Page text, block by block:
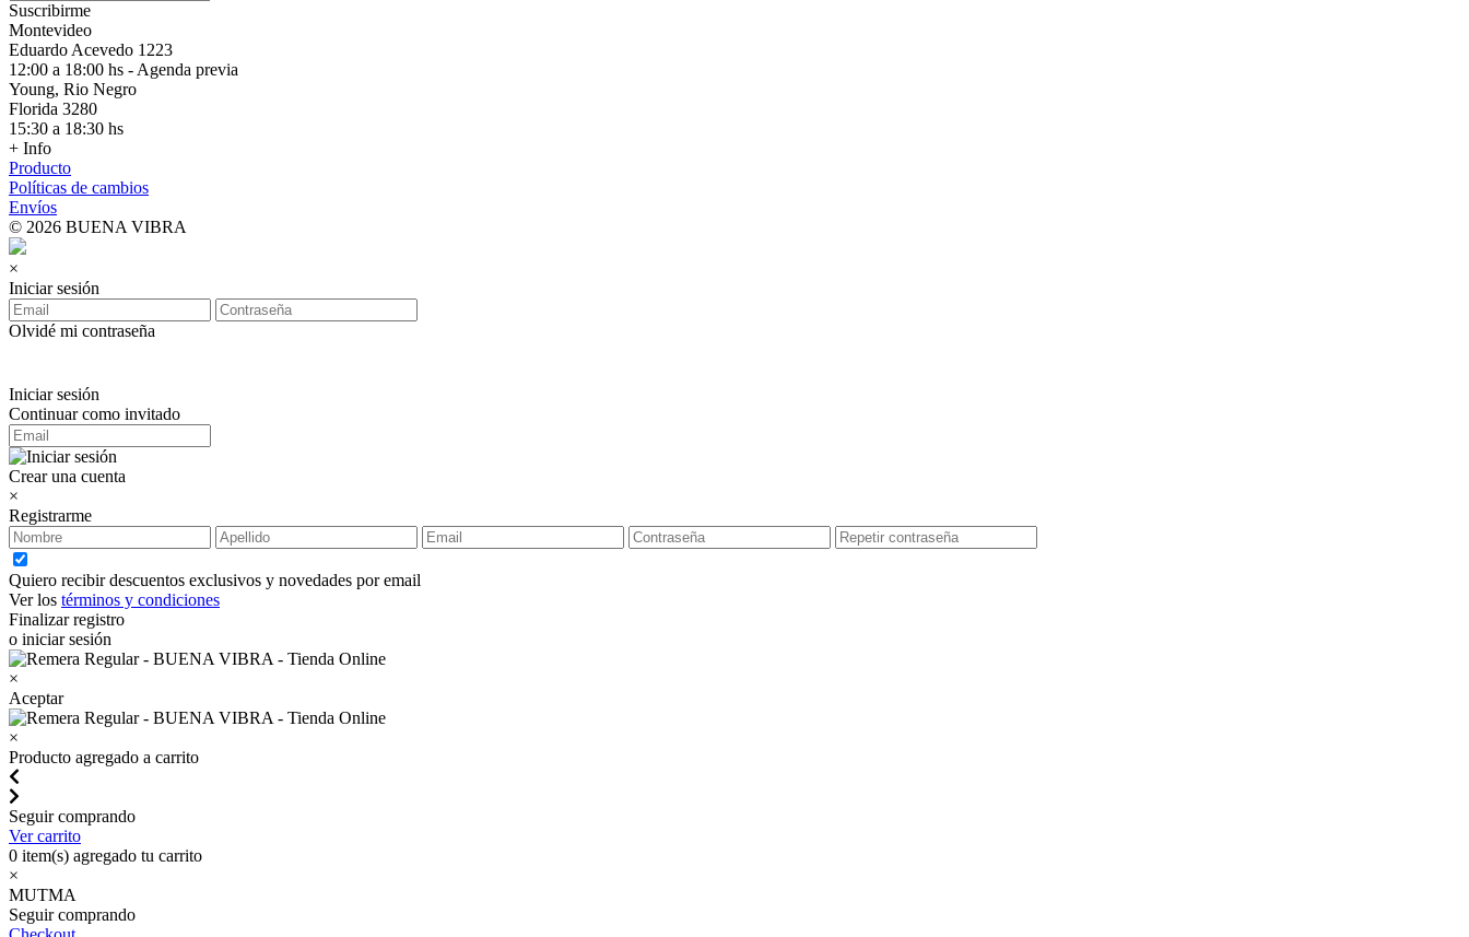
Suscribirme
Montevideo
Eduardo Acevedo 1223
12:00 a 18:00 hs - Agenda previa
Young, Rio Negro
Florida 3280
15:30 a 18:30 hs
+ Info
Producto
Políticas de cambios
Envíos
© 2026 BUENA VIBRA
×
Iniciar sesión
Olvidé mi contraseña
Iniciar sesión
Continuar como invitado
Crear una cuenta
×
Registrarme
Quiero recibir descuentos exclusivos y novedades por email
Ver los términos y condiciones
Finalizar registro
o iniciar sesión
×
Aceptar
×
Producto agregado a carrito
Seguir comprando
Ver carrito
0 item(s) agregado tu carrito
×
MUTMA
Seguir comprando